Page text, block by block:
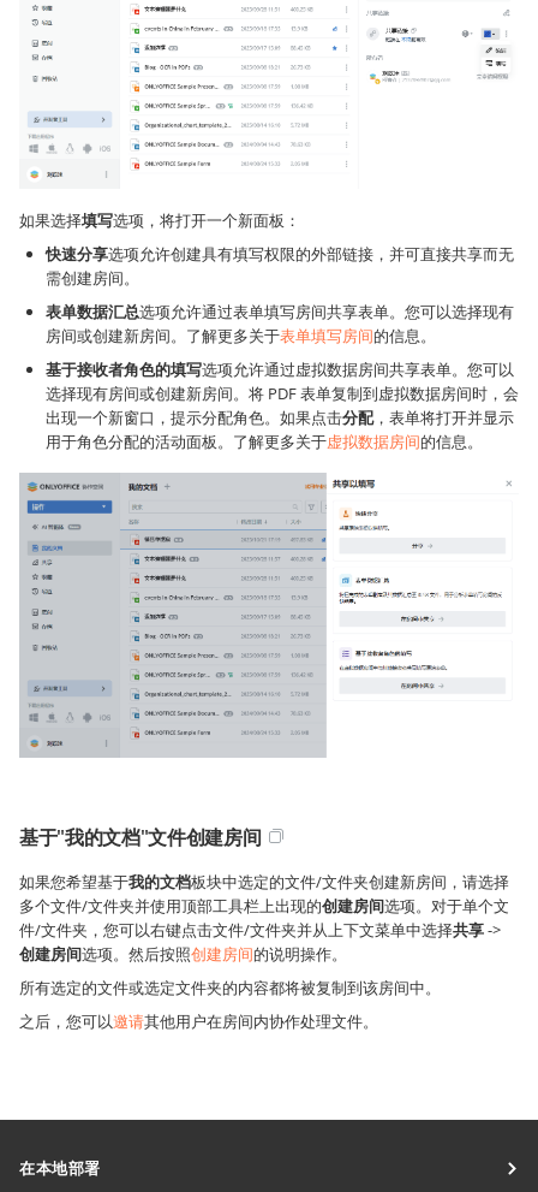
如果选择填写选项，将打开一个新面板：
快速分享选项允许创建具有填写权限的外部链接，并可直接共享而无
需创建房间。
表单数据汇总选项允许通过表单填写房间共享表单。您可以选择现有
房间或创建新房间。了解更多关于表单填写房间的信息。
基于接收者角色的填写选项允许通过虚拟数据房间共享表单。您可以
选择现有房间或创建新房间。将 PDF 表单复制到虚拟数据房间时，会
出现一个新窗口，提示分配角色。如果点击分配，表单将打开并显示
用于角色分配的活动面板。了解更多关于虚拟数据房间的信息。
基于"我的文档"文件创建房间
如果您希望基于我的文档板块中选定的文件/文件夹创建新房间，请选择
多个文件/文件夹并使用顶部工具栏上出现的创建房间选项。对于单个文
件/文件夹，您可以右键点击文件/文件夹并从上下文菜单中选择共享->
创建房间选项。然后按照创建房间的说明操作。
所有选定的文件或选定文件夹的内容都将被复制到该房间中。
之后，您可以邀请其他用户在房间内协作处理文件。
在本地部署